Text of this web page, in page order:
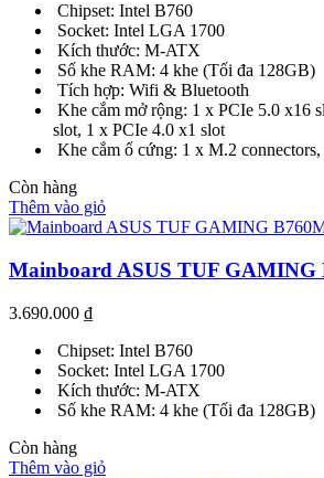
Chipset: Intel B760
Socket: Intel LGA 1700
Kích thước: M-ATX
Số khe RAM: 4 khe (Tối đa 128GB)
Tích hợp: Wifi & Bluetooth
Khe cắm mở rộng: 1 x PCIe 5.0 x16
slot, 1 x PCIe 4.0 x1 slot
Khe cắm ổ cứng: 1 x M.2
Còn hàng
Thêm vào giỏ
Mainboard ASUS TUF GAMING
3.690.000 ₫
Chipset: Intel B760
Socket: Intel LGA 1700
Kích thước: M-ATX
Số khe RAM: 4 khe (Tối đa 128GB)
Còn hàng
Thêm vào giỏ